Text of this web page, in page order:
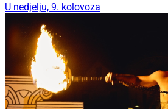
U nedjelju, 9. kolovoza